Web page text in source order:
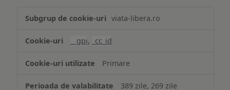
țintită
viata-libera.ro
__gpi, _cc_id
Primare
389 zile, 269 zile